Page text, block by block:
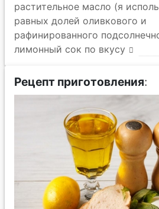
растительное масло (я
равных долей оливкового и
рафинированного
лимонный сок по вкусу
Рецепт приготовления: